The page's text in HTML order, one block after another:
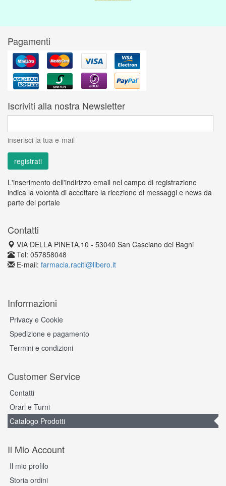
Pagamenti
Iscriviti alla nostra Newsletter
inserisci la tua e-mail
L'inserimento dell'indirizzo email nel campo di registrazione
indica la volontà di accettare la ricezione di messaggi e news da
parte del portale
Contatti
VIA DELLA PINETA,10 - 53040 San Casciano dei Bagni
Tel: 057858048
E-mail: farmacia.raciti@libero.it
Informazioni
Privacy e Cookie
Spedizione e pagamento
Termini e condizioni
Customer Service
Contatti
Orari e Turni
Catalogo Prodotti
Il Mio Account
Il mio profilo
Storia ordini